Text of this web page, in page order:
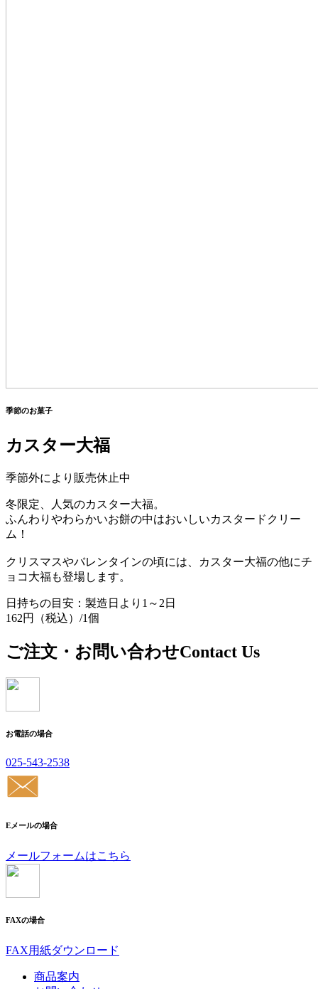
季節のお菓子
カスター大福
季節外により販売休止中
冬限定、人気のカスター大福。
ふんわりやわらかいお餅の中はおいしいカスタードクリー
ム！
クリスマスやバレンタインの頃には、カスター大福の他にチ
ョコ大福も登場します。
日持ちの目安：製造日より1～2日
162円（税込）/1個
ご注文・お問い合わせContact Us
お電話の場合
025-543-2538
Eメールの場合
メールフォームはこちら
FAXの場合
FAX用紙ダウンロード
商品案内